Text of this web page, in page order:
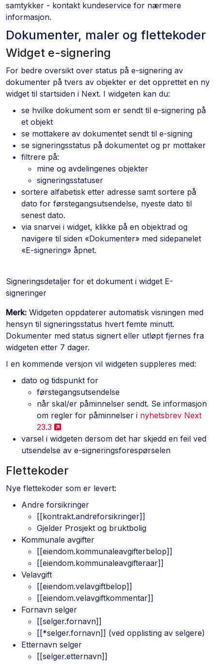
samtykker - kontakt kundeservice for nærmere
informasjon.
Dokumenter, maler og flettekoder
Widget e-signering
For bedre oversikt over status på e-signering av
dokumenter på tvers av objekter er det opprettet en ny
widget til startsiden i Next. I widgeten kan du:
se hvilke dokument som er sendt til e-signering på
et objekt
se mottakere av dokumentet sendt til e-signing
se signeringsstatus på dokumentet og pr mottaker
filtrere på:
mine og avdelingenes objekter
signeringsstatuser
sortere alfabetisk etter adresse samt sortere på
dato for førstegangsutsendelse, nyeste dato til
senest dato.
via snarvei i widget, klikke på en objektrad og
navigere til siden «Dokumenter» med sidepanelet
«E-signering» åpnet.
Signeringsdetaljer for et dokument i widget E-
signeringer
Merk: Widgeten oppdaterer automatisk visningen med
hensyn til signeringsstatus hvert femte minutt.
Dokumenter med status signert eller utløpt fjernes fra
widgeten etter 7 dager.
I en kommende versjon vil widgeten suppleres med:
dato og tidspunkt for
førstegangsutsendelse
når skal/er påminnelser sendt. Se informasjon
om regler for påminnelser i nyhetsbrev Next
23.3
varsel i widgeten dersom det har skjedd en feil ved
utsendelse av e-signeringsforespørselen
Flettekoder
Nye flettekoder som er levert:
Andre forsikringer
[[kontrakt.andreforsikringer]]
Gjelder Prosjekt og bruktbolig
Kommunale avgifter
[[eiendom.kommunaleavgifterbelop]]
[[eiendom.kommunaleavgifteraar]]
Velavgift
[[eiendom.velavgiftbelop]]
[[eiendom.velavgiftkommentar]]
Fornavn selger
[[selger.fornavn]]
[[*selger.fornavn]] (ved opplisting av selgere)
Etternavn selger
[[selger.etternavn]]